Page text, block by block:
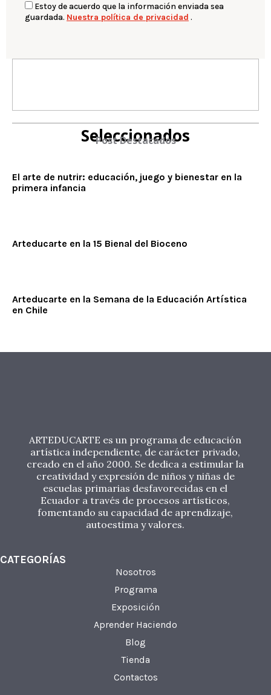
Estoy de acuerdo que la información enviada sea
guardada. Nuestra política de privacidad .
Seleccionados
Post Destacados
El arte de nutrir: educación, juego y bienestar en la
primera infancia
Arteducarte en la 15 Bienal del Bioceno
Arteducarte en la Semana de la Educación Artística
en Chile
ARTEDUCARTE es un programa de educación
artística independiente, de carácter privado,
creado en el año 2000. Se dedica a estimular la
creatividad y expresión de niños y niñas de
escuelas primarias desfavorecidas en el
Ecuador a través de procesos artísticos,
fomentando su capacidad de aprendizaje,
autoestima y valores.
CATEGORÍAS
Nosotros
Programa
Exposición
Aprender Haciendo
Blog
Tienda
Contactos